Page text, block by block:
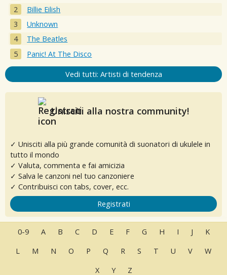
Billie Eilish
Unknown
The Beatles
Panic! At The Disco
Vedi tutti: Artisti di tendenza
Unisciti alla nostra community!
✓ Unisciti alla più grande comunità di suonatori di ukulele in
tutto il mondo
✓ Valuta, commenta e fai amicizia
✓ Salva le canzoni nel tuo canzoniere
✓ Contribuisci con tabs, cover, ecc.
Registrati
0-9 A B C D E F G H I J
K
L
M N O P Q R S T U V
W
X
Y Z